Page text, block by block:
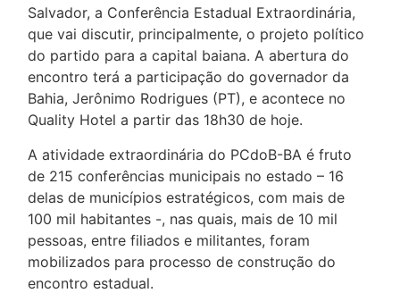
Salvador, a Conferência Estadual Extraordinária,
que vai discutir, principalmente, o projeto político
do partido para a capital baiana. A abertura do
encontro terá a participação do governador da
Bahia, Jerônimo Rodrigues (PT), e acontece no
Quality Hotel a partir das 18h30 de hoje.
A atividade extraordinária do PCdoB-BA é fruto
de 215 conferências municipais no estado – 16
delas de municípios estratégicos, com mais de
100 mil habitantes -, nas quais, mais de 10 mil
pessoas, entre filiados e militantes, foram
mobilizados para processo de construção do
encontro estadual.